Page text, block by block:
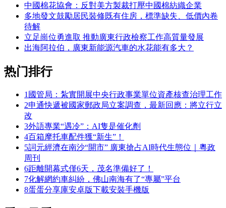
中國棉花協會：反對美方製裁打壓中國棉紡織企業
多地發文鼓勵居民裝修既有住房，標準缺失、低價內卷
待解
立足崗位勇進取 推動廣東行政檢察工作高質量發展
出海阿拉伯，廣東新能源汽車的水花能有多大？
热门排行
1 國管局：紮實開展中央行政事業單位資產核查治理工作
2申通快遞被國家郵政局立案調查，最新回應：將立行立
改
3外語專業“遇冷”：AI隻是催化劑
4百箱摩托車配件獲“新生”！
5詞元經濟在南沙“開市” 廣東搶占AI時代生態位｜粵政
周刊
6距離開幕式僅6天，茂名準備好了！
7化解網約車糾紛，佛山南海有了“專屬”平台
8蛋蛋分享庫安卓版下載安裝手機版